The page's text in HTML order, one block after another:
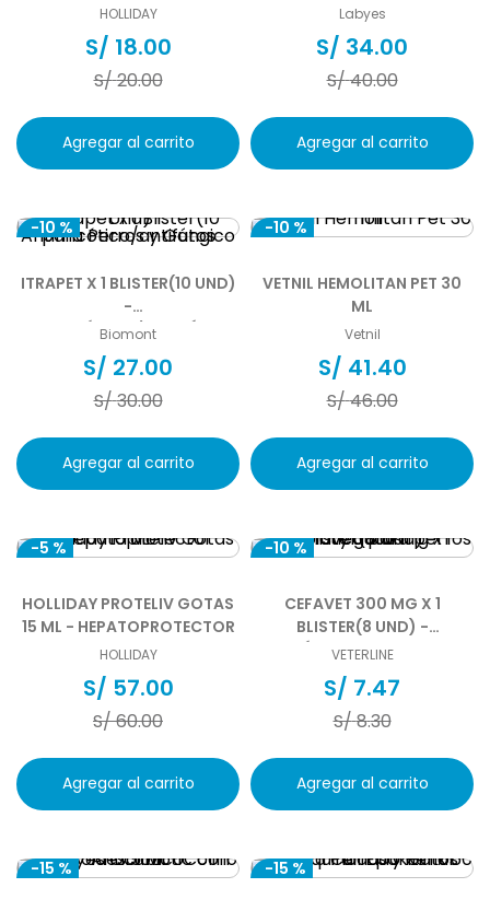
HOLLIDAY
S/ 18.00
S/20.00
Agregar al carrito
Labyes
S/ 34.00
S/40.00
Agregar al carrito
-10 %
ITRAPET X 1 BLISTER(10 UND)
-
ANTIMICÓTICO/ANTIFÚNGICO
PARA PERROS Y GATOS
Biomont
S/ 27.00
S/30.00
Agregar al carrito
-10 %
VETNIL HEMOLITAN PET 30
ML
Vetnil
S/ 41.40
S/46.00
Agregar al carrito
-5 %
HOLLIDAY PROTELIV GOTAS
15 ML - HEPATOPROTECTOR
HOLLIDAY
S/ 57.00
S/60.00
Agregar al carrito
-10 %
CEFAVET 300 MG X 1
BLISTER(8 UND) -
ANTIBIÓTICO PARA PERROS Y
GATOS
VETERLINE
S/ 7.47
S/8.30
Agregar al carrito
-15 % -15 %